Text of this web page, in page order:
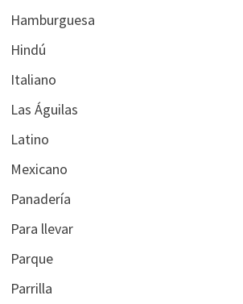
Hamburguesa
Hindú
Italiano
Las Águilas
Latino
Mexicano
Panadería
Para llevar
Parque
Parrilla